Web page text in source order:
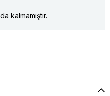
kalmamıştır.